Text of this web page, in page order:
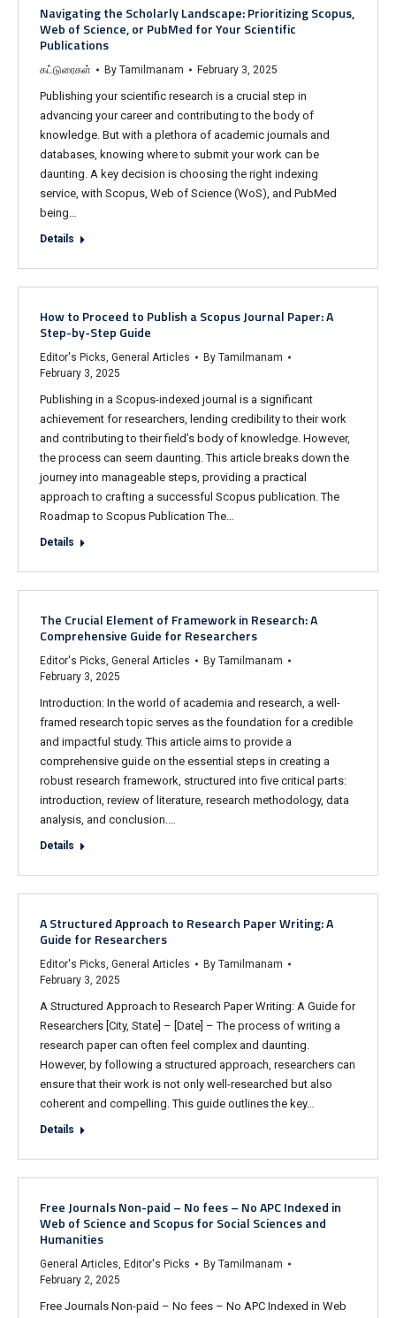
Navigating the Scholarly Landscape: Prioritizing Scopus,
Web of Science, or PubMed for Your Scientific
Publications
கட்டுரைகள் By Tamilmanam February 3, 2025
Publishing your scientific research is a crucial step in
advancing your career and contributing to the body of
knowledge. But with a plethora of academic journals and
databases, knowing where to submit your work can be
daunting. A key decision is choosing the right indexing
service, with Scopus, Web of Science (WoS), and PubMed
being…
Details
How to Proceed to Publish a Scopus Journal Paper: A
Step-by-Step Guide
Editor's Picks, General Articles By Tamilmanam
February 3, 2025
Publishing in a Scopus-indexed journal is a significant
achievement for researchers, lending credibility to their work
and contributing to their field’s body of knowledge. However,
the process can seem daunting. This article breaks down the
journey into manageable steps, providing a practical
approach to crafting a successful Scopus publication. The
Roadmap to Scopus Publication The…
Details
The Crucial Element of Framework in Research: A
Comprehensive Guide for Researchers
Editor's Picks, General Articles By Tamilmanam
February 3, 2025
Introduction: In the world of academia and research, a well-
framed research topic serves as the foundation for a credible
and impactful study. This article aims to provide a
comprehensive guide on the essential steps in creating a
robust research framework, structured into five critical parts:
introduction, review of literature, research methodology, data
analysis, and conclusion.…
Details
A Structured Approach to Research Paper Writing: A
Guide for Researchers
Editor's Picks, General Articles By Tamilmanam
February 3, 2025
A Structured Approach to Research Paper Writing: A Guide for
Researchers [City, State] – [Date] – The process of writing a
research paper can often feel complex and daunting.
However, by following a structured approach, researchers can
ensure that their work is not only well-researched but also
coherent and compelling. This guide outlines the key…
Details
Free Journals Non-paid – No fees – No APC Indexed in
Web of Science and Scopus for Social Sciences and
Humanities
General Articles, Editor's Picks By Tamilmanam
February 2, 2025
Free Journals Non-paid – No fees – No APC Indexed in Web